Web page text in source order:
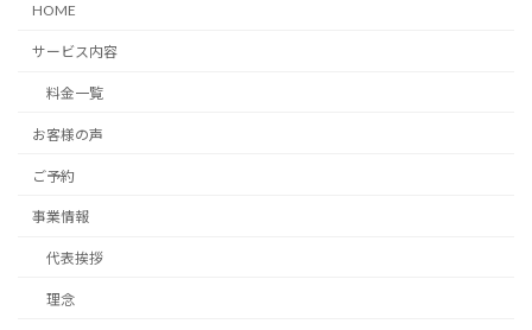
HOME
サービス内容
料金一覧
お客様の声
ご予約
事業情報
代表挨拶
理念